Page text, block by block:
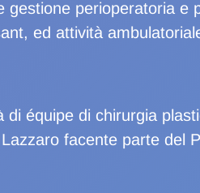
perioperatoria e
ed attività
équipe di chirurgia
facente parte del